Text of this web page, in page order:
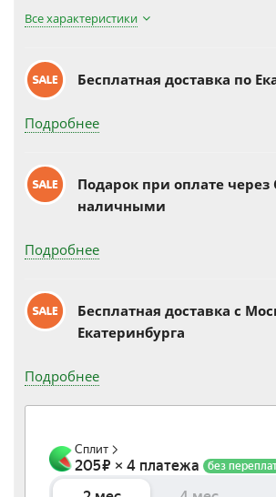
Все характеристики
Бесплатная доставка по
Подробнее
Подарок при оплате
наличными
Подробнее
Бесплатная доставка c
Екатеринбурга
Подробнее